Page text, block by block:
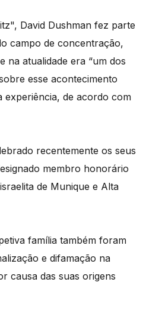
David Dushman fez parte
campo de concentração,
na atualidade era “um dos
esse acontecimento
experiência, de acordo com
recentemente os seus
membro honorário
de Munique e Alta
família também foram
e difamação na
causa das suas origens